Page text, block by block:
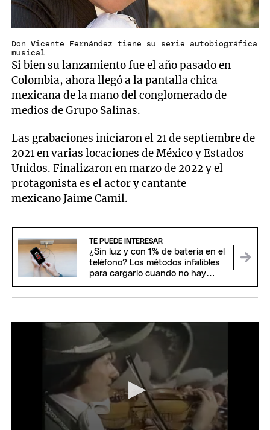
Don Vicente Fernández tiene su serie autobiográfica
musical
Si bien su lanzamiento fue el año pasado en
Colombia, ahora llegó a la pantalla chica
mexicana de la mano del conglomerado de
medios de Grupo Salinas.
Las grabaciones iniciaron el 21 de septiembre de
2021 en varias locaciones de México y Estados
Unidos. Finalizaron en marzo de 2022 y el
protagonista es el actor y cantante
mexicano Jaime Camil.
TE PUEDE INTERESAR
¿Sin luz y con 1% de batería en el
teléfono? Los métodos infalibles
para cargarlo cuando no hay